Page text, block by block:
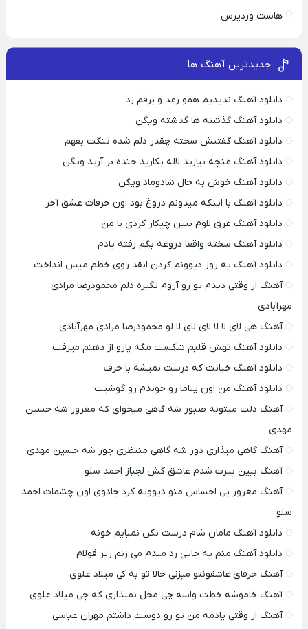
هاست وردپرس
جدیدترین آهنگ ها
دانلود آهنگ ندیدیم همو رعد و برقم زد
دانلود آهنگ گذشته ها گذشته ویگن
دانلود آهنگ گفتنش سخته چقدر دلم شده تنگت بفهم
دانلود آهنگ غنچه بیارید لاله بکارید خنده بر آرید ویگن
دانلود آهنگ خوش به حال شادوماد ویگن
دانلود آهنگ با اینکه میدونم دروغ بود اون حرفات عشق آخر
دانلود آهنگ غرق لاوم ببین چیکار کردی با من
دانلود آهنگ سخته واقعا دروغه بگم رفته یادم
دانلود آهنگ یه روز دیوونم کردن انقد روی خطم میس انداخت
آهنگ از وقتی دیدم تو رو آروم نگیره دلم محمودرضا مرادی
مهرآبادی
آهنگ هی لای لا لا لای لای لا لو محمودرضا مرادی مهرآبادی
دانلود آهنگ تهش قلبم شکست مگه یارو از ذهنم میرفت
دانلود آهنگ خیانت که درست نمیشه با حرف
دانلود آهنگ من اون پیاما رو خوندم رو گوشیت
آهنگ دلت میتونه صبور شه گاهی میخوای که مغرور شه حسین
مهدی
آهنگ گاهی میذاری دور شه گاهی منتظری جور شه حسین مهدی
آهنگ ببین پیرت شدم عاشق کش لجباز احمد سلو
آهنگ مغرور بی احساس منو دیوونه کرد جادوی اون چشمات احمد
سلو
دانلود آهنگ مامان شام درست نکن نمیایم خونه
دانلود آهنگ منم یه جایی رد میدم می زنم زیر قولام
آهنگ حرفای عاشقونتو میزنی حالا تو به کی میلاد علوی
آهنگ خاموشه خطت واسه چی محل نمیذاری که چی میلاد علوی
آهنگ از وقتی یادمه من تو رو دوست داشتم مهران عباسی